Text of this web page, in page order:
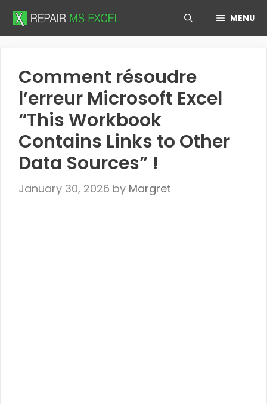
Skip
MENU
Comment résoudre
l’erreur Microsoft Excel
“This Workbook
Contains Links to Other
Data Sources” !
January 30, 2026 by Margret